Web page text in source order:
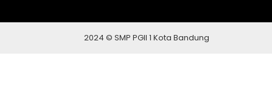
2024 © SMP PGII 1 Kota Bandung